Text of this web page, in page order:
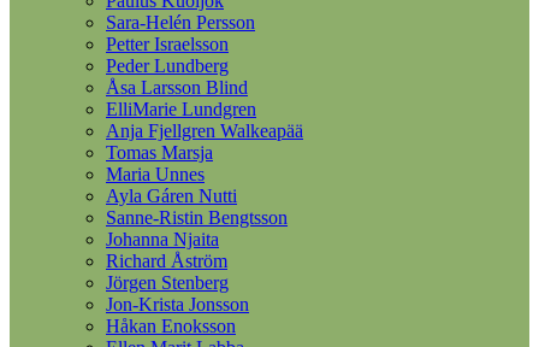
Sara-Helén Persson
Petter Israelsson
Peder Lundberg
Åsa Larsson Blind
ElliMarie Lundgren
Anja Fjellgren Walkeapää
Tomas Marsja
Maria Unnes
Ayla Gáren Nutti
Sanne-Ristin Bengtsson
Johanna Njaita
Richard Åström
Jörgen Stenberg
Jon-Krista Jonsson
Håkan Enoksson